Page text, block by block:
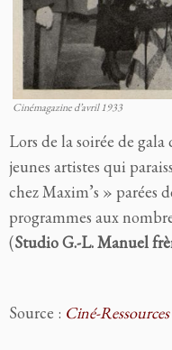
Cinémagazine d’avril 1933
Lors de la soirée de
jeunes artistes qui
chez Maxim’s » parées
programmes aux
(Studio G.-L. Manuel
Source : Ciné-